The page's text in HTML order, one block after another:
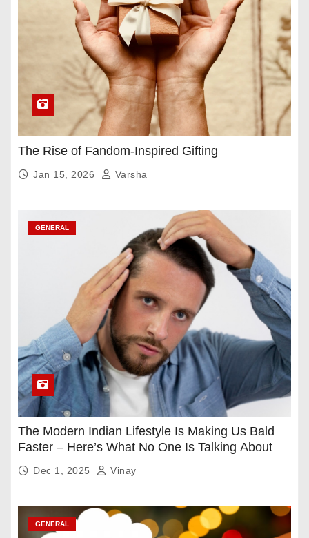
The Rise of Fandom-Inspired Gifting
Jan 15, 2026 Varsha
GENERAL
The Modern Indian Lifestyle Is Making Us Bald
Faster – Here’s What No One Is Talking About
Dec 1, 2025 Vinay
GENERAL